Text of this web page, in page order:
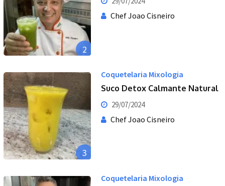
2
Chef Joao Cisneiro
3
Coquetelaria Mixologia
Suco Detox Calmante Natural
29/07/2024
Chef Joao Cisneiro
Coquetelaria Mixologia